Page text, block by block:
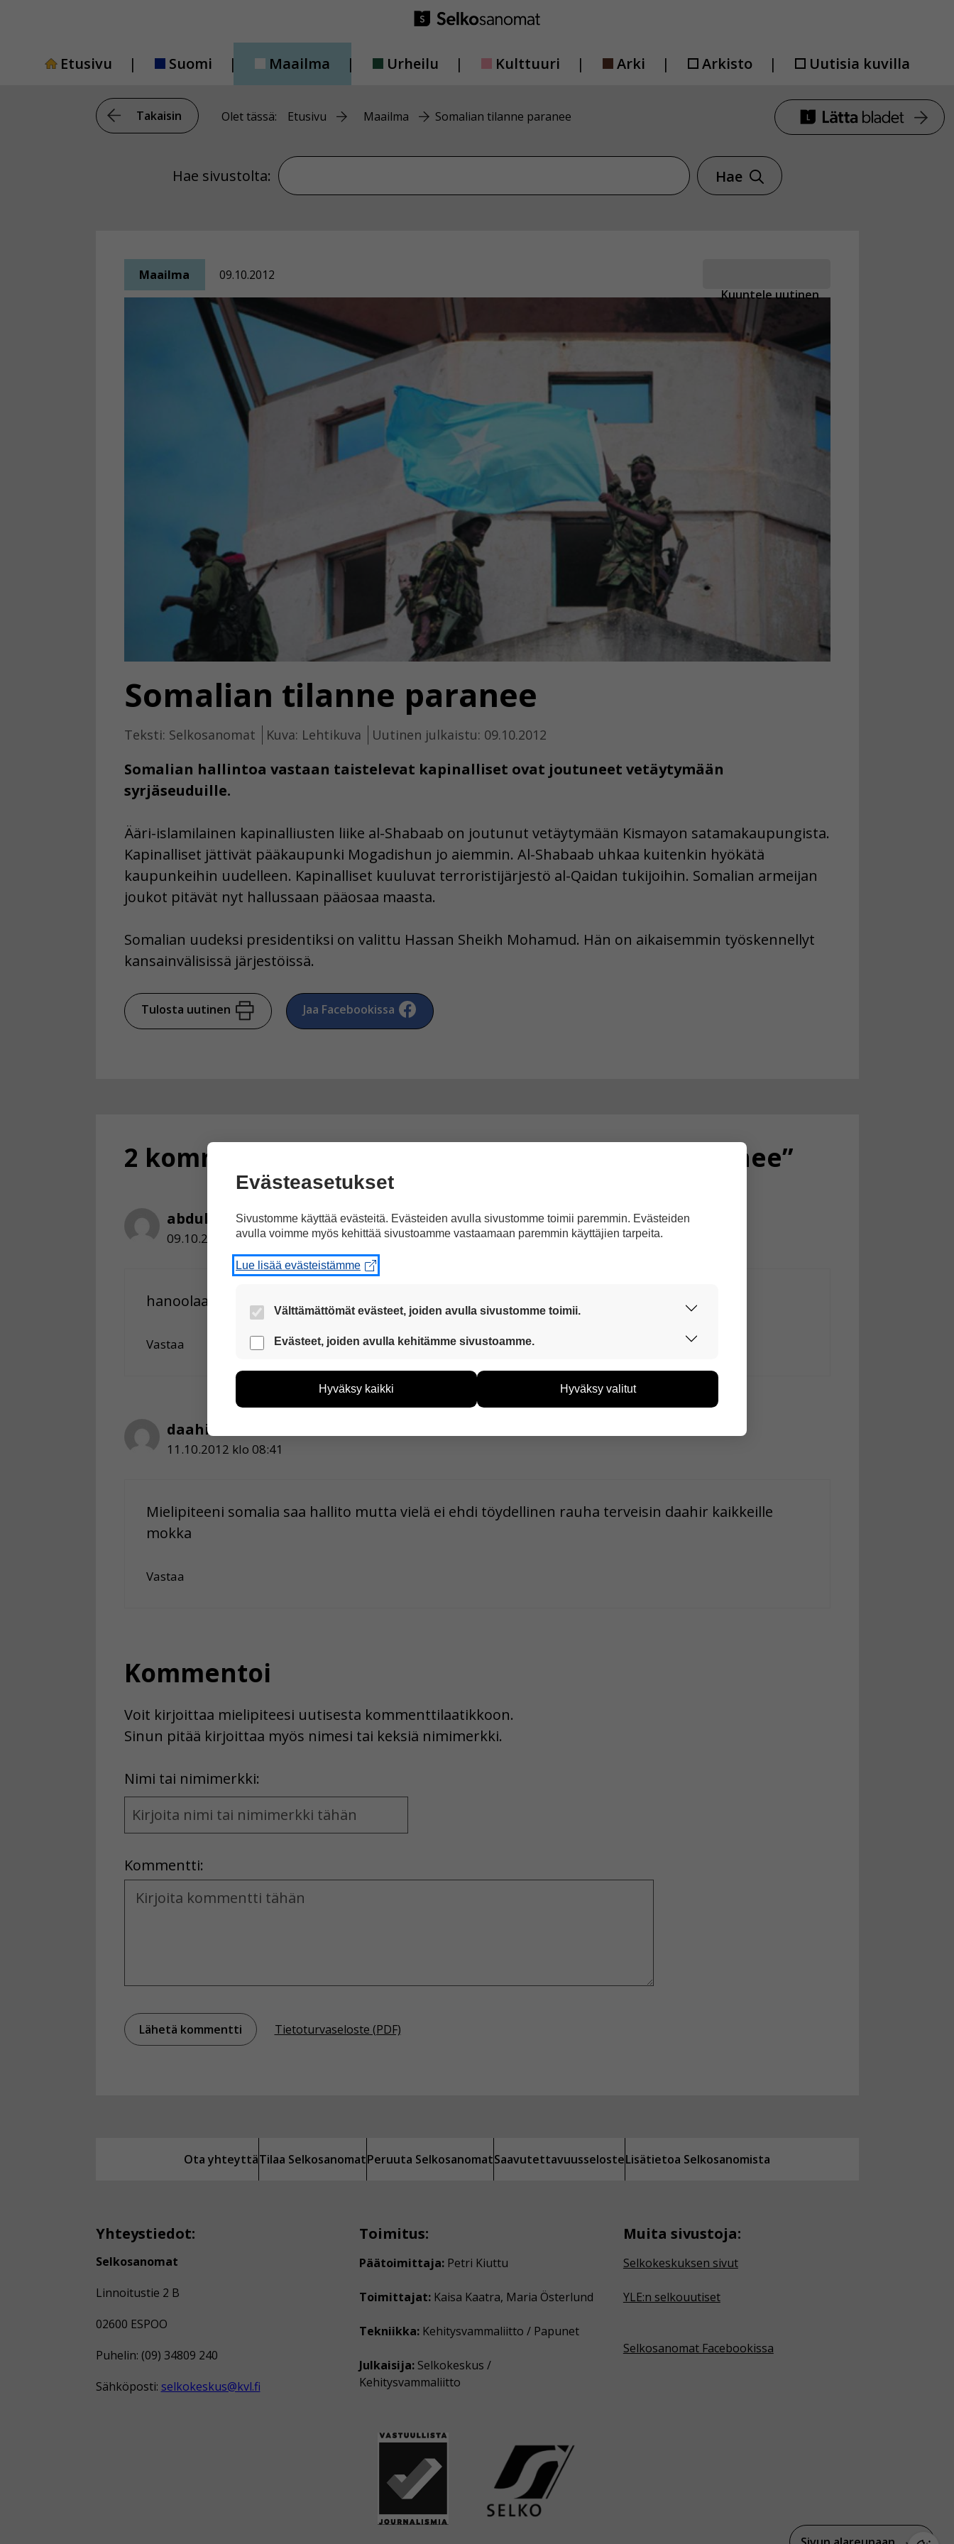
Etusivu
Suomi Maailma Urheilu Kulttuuri Arki Arkisto Uutisia kuvilla
Takaisin Olet tässä: Etusivu Maailma Somalian tilanne paranee
Hae sivustolta: Hae sivustolta
Hae
Kuuntele uutinen
Maailma 09.10.2012
Somalian tilanne paranee
Teksti: Selkosanomat Kuva: Lehtikuva Uutinen julkaistu: 09.10.2012
Somalian hallintoa vastaan taistelevat kapinalliset ovat joutuneet vetäytymään
syrjäseuduille.
Ääri-islamilainen kapinalliusten liike al-Shabaab on joutunut vetäytymään Kismayon satamakaupungista.
Kapinalliset jättivät pääkaupunki Mogadishun jo aiemmin. Al-Shabaab uhkaa kuitenkin hyökätä
kaupunkeihin uudelleen. Kapinalliset kuuluvat terroristijärjestö al-Qaidan tukijoihin. Somalian armeijan
joukot pitävät nyt hallussaan pääosaa maasta.
Somalian uudeksi presidentiksi on valittu Hassan Sheikh Mohamud. Hän on aikaisemmin työskennellyt
kansainvälisissä järjestöissä.
Tulosta uutinen Jaa Facebookissa
2 kommenttia artikkeliin ”Somalian tilanne paranee”
abdulaahi
09.10.2012 klo 18:58
hanoolaato somali
Vastaa
daahir
11.10.2012 klo 08:41
Mielipiteeni somalia saa hallito mutta vielä ei ehdi töydellinen rauha terveisin daahir kaikkeille
mokka
Vastaa
Kommentoi
Voit kirjoittaa mielipiteesi uutisesta kommenttilaatikkoon.
Sinun pitää kirjoittaa myös nimesi tai keksiä nimimerkki.
Nimi tai nimimerkki:
Name
and
Kommentti:
Kommentti
Tietoturvaseloste (PDF)
Ota yhteyttäTilaa SelkosanomatPeruuta SelkosanomatSaavutettavuusselosteLisätietoa Selkosanomista
Yhteystiedot:
Selkosanomat
Linnoitustie 2 B
02600 ESPOO
Puhelin: (09) 34809 240
Sähköposti: selkokeskus@kvl.fi
Toimitus:
Päätoimittaja: Petri Kiuttu
Toimittajat: Kaisa Kaatra, Maria Österlund
Tekniikka: Kehitysvammaliitto / Papunet
Julkaisija: Selkokeskus /
Kehitysvammaliitto
Muita sivustoja:
Selkokeskuksen sivut
YLE:n selkouutiset
Selkosanomat Facebookissa
Evästeasetukset
Sivustomme käyttää evästeitä. Evästeiden avulla sivustomme toimii paremmin. Evästeiden
avulla voimme myös kehittää sivustoamme vastaamaan paremmin käyttäjien tarpeita.
Lue lisää evästeistämme
Välttämättömät evästeet, joiden avulla sivustomme toimii.
Nämä evästeet ovat aina käytössä, jotta sivustoamme voi käyttää sujuvasti ja turvallisesti.
Evästeet, joiden avulla kehitämme sivustoamme.
voimme kehittää sivustoamme vastaamaan paremmin käyttäjien tarpeita. Tietoa kerätään
esimerkiksi kävijämääristä ja siitä, mitä sivuja käytetään ja miten sivuilla liikutaan. Emme
kuitenkaan kerää henkilötietoja kuten nimiä, eikä tietoja voi yhdistää yksittäiseen
Voit valita, hyväksytkö näiden evästeiden käytön.
Hyväksy kaikki Hyväksy valitut